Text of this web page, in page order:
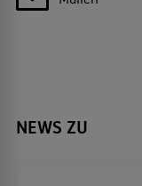
NEWS ZU